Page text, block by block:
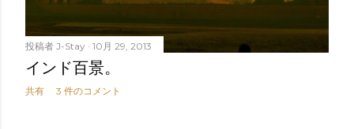
投稿者 J-Stay 10月 29, 2013
インド百景。
共有 3 件のコメント